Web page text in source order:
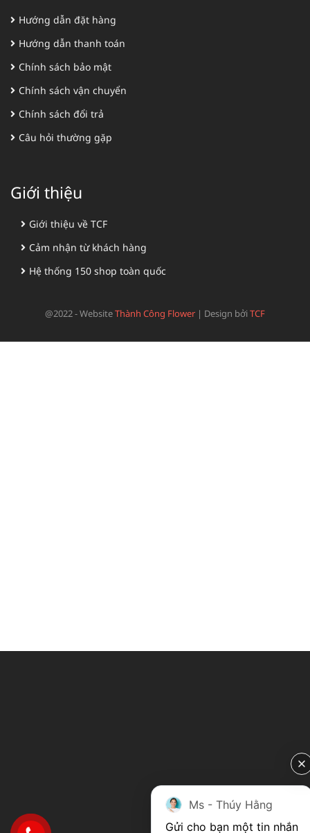
Hướng dẫn đặt hàng
Hướng dẫn thanh toán
Chính sách bảo mật
Chính sách vận chuyển
Chính sách đổi trả
Câu hỏi thường gặp
Giới thiệu
Giới thiệu về TCF
Cảm nhận từ khách hàng
Hệ thống 150 shop toàn quốc
@2022 - WebsiteThành Công Flower | Design bởiTCF
Ms - Thúy Hằng
Gửi cho bạn một tin nhắn